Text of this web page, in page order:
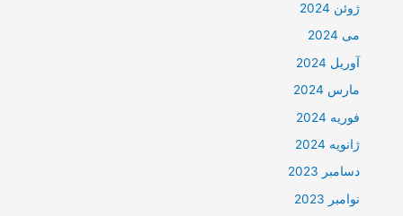
ژوئن 2024
می 2024
آوریل 2024
مارس 2024
فوریه 2024
ژانویه 2024
دسامبر 2023
نوامبر 2023